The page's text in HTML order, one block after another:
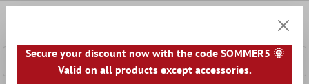
Secure your discount now with the code SOMMER5 🌞
Valid on all products except accessories.